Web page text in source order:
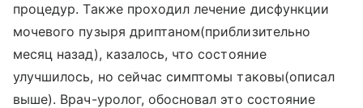
процедур. Также проходил лечение дисфункции
мочевого пузыря дриптаном(приблизительно
месяц назад), казалось, что состояние
улучшилось, но сейчас симптомы таковы(описал
выше). Врач-уролог, обосновал это состояние